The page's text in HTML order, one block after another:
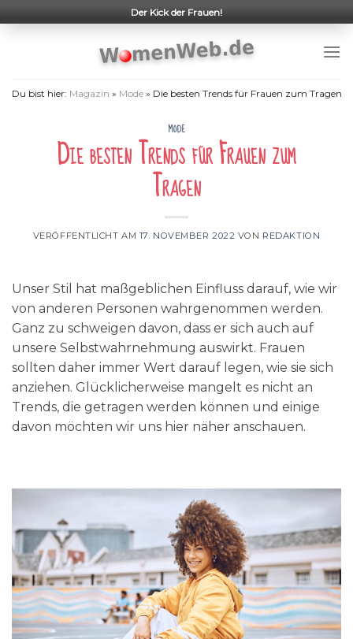
to
Der Kick der Frauen!
Du bist hier: Magazin » Mode » Die besten Trends für Frauen zum Tragen
MODE
Die besten Trends für Frauen zum
Tragen
VERÖFFENTLICHT AM 17. NOVEMBER 2022 VON REDAKTION
Unser Stil hat maßgeblichen Einfluss darauf, wie wir
von anderen Personen wahrgenommen werden.
Ganz zu schweigen davon, dass er sich auch auf
unsere Selbstwahrnehmung auswirkt. Frauen
sollten daher immer Wert darauf legen, wie sie sich
anziehen. Glücklicherweise mangelt es nicht an
Trends, die getragen werden können und einige
davon möchten wir uns hier näher anschauen.